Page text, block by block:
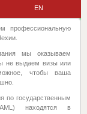
EN
профессиональную
мы оказываем
не выдаем визы или
чтобы ваша
по государственным
находятся в